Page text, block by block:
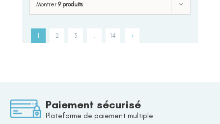
Montrer 9 produits
1 2 3 14
Paiement sécurisé
Plateforme de paiement multiple